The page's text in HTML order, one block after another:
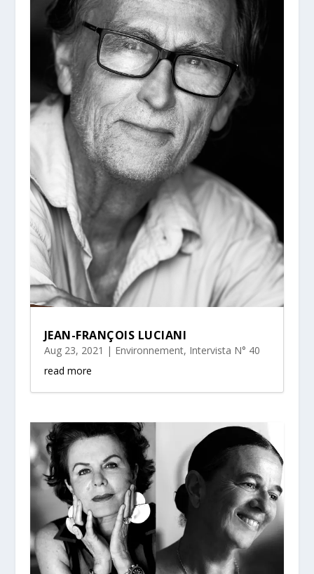
JEAN-FRANÇOIS LUCIANI
Aug 23, 2021 | Environnement, Intervista N° 40
read more